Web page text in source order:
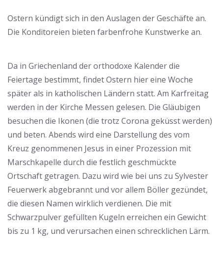
Ostern kündigt sich in den Auslagen der Geschäfte an.
Die Konditoreien bieten farbenfrohe Kunstwerke an.
Da in Griechenland der orthodoxe Kalender die
Feiertage bestimmt, findet Ostern hier eine Woche
später als in katholischen Ländern statt. Am Karfreitag
werden in der Kirche Messen gelesen. Die Gläubigen
besuchen die Ikonen (die trotz Corona geküsst werden)
und beten. Abends wird eine Darstellung des vom
Kreuz genommenen Jesus in einer Prozession mit
Marschkapelle durch die festlich geschmückte
Ortschaft getragen. Dazu wird wie bei uns zu Sylvester
Feuerwerk abgebrannt und vor allem Böller gezündet,
die diesen Namen wirklich verdienen. Die mit
Schwarzpulver gefüllten Kugeln erreichen ein Gewicht
bis zu 1 kg, und verursachen einen schrecklichen Lärm.